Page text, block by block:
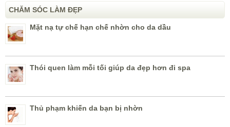
CHĂM SÓC LÀM ĐẸP
Mặt nạ tự chế hạn chế nhờn cho da dầu
Thói quen làm mỗi tối giúp da đẹp hơn đi spa
Thủ phạm khiến da bạn bị nhờn